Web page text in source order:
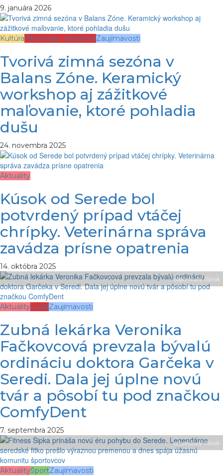
9. januára 2026
KultúraObčianske združeniaZaujímavosti
Tvorivá zimná sezóna v
Balans Zóne. Keramický
workshop aj zážitkové
maľovanie, ktoré pohladia
dušu
24. novembra 2025
Aktuality
Kúsok od Serede bol
potvrdený prípad vtáčej
chrípky. Veterinárna správa
zavádza prísne opatrenia
14. októbra 2025
odporúčaný článok
AktualityĽudiaZaujímavosti
Zubná lekárka Veronika
Fačkovcová prevzala bývalú
ordináciu doktora Garčeka v
Seredi. Dala jej úplne novú
tvár a pôsobí tu pod značkou
ComfyDent
7. septembra 2025
odporúčaný článok
AktualityŠportZaujímavosti